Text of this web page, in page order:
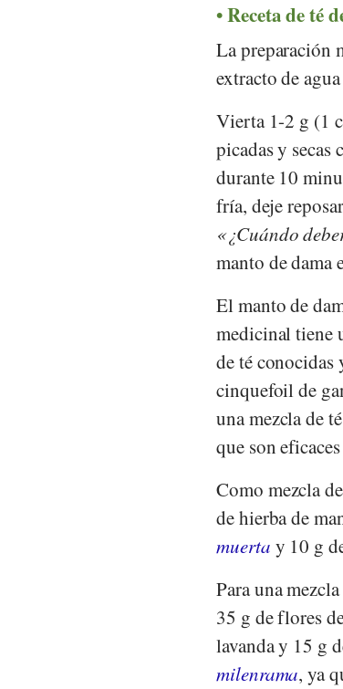
Receta de té
La preparación
extracto de
Vierta 1-2 g (1
picadas y
durante 10
fría, deje
¿Cuándo
manto de dama
El manto de
medicinal tiene
de té conocidas
cinquefoil de
una mezcla de
que son
Como mezcla
de hierba de
muerta y 10 g
Para una
35 g de flores
lavanda y 15 g
milenrama, ya